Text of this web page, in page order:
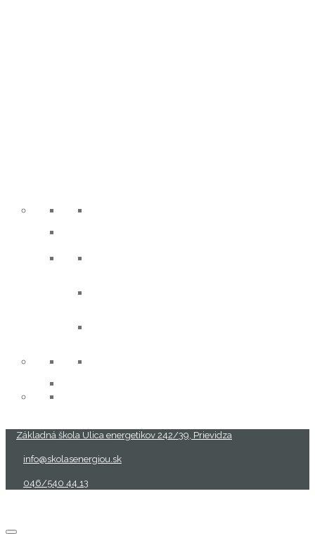
Základná škola Ulica energetikov 242/39, Prievidza
info@skolasenergiou.sk
046/540 44 13